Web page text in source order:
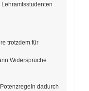
trotzdem für
Widersprüche
dadurch